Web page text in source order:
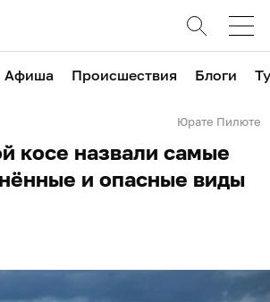
Афиша Происшествия Блоги
Юрате Пилюте
косе назвали самые
и опасные виды